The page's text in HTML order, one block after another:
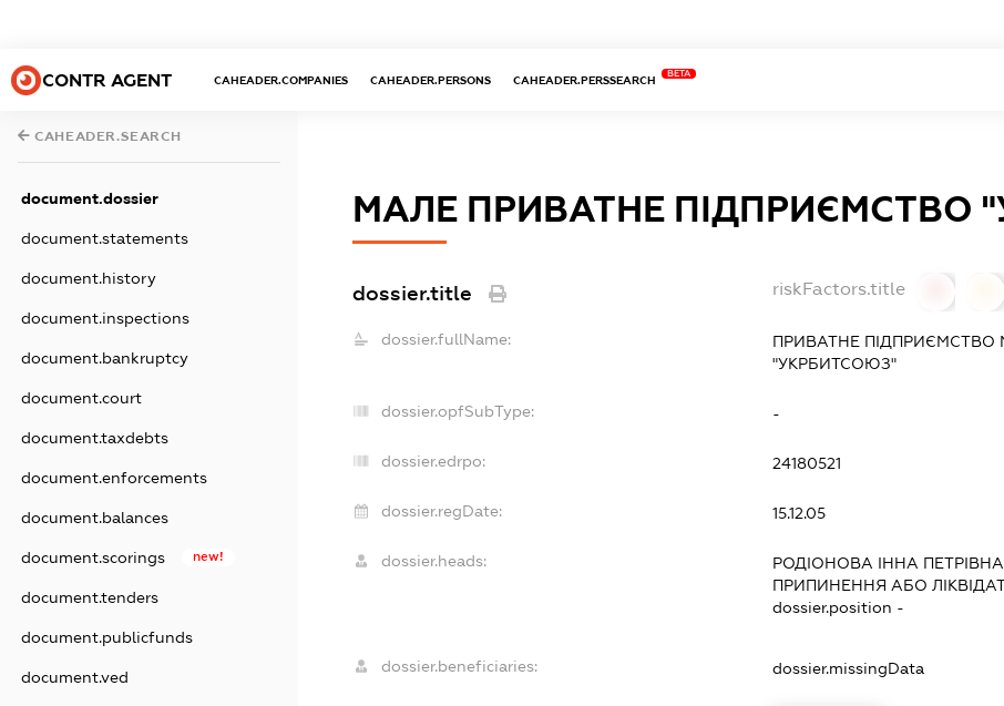
CONTR AGENT CAHEADER.COMPANIES CAHEADER.PERSONS CAHEADER.PERSSEARCH
BETA
CAHEADER.SEARCH
document.dossier
document.statements
document.history
document.inspections
document.bankruptcy
document.court
document.taxdebts
document.enforcements
document.balances
document.scorings new!
document.tenders
document.publicfunds
document.ved
МАЛЕ ПРИВАТНЕ ПІДПРИЄМСТВО
dossier.title riskFactors.title
dossier.fullName:
ПРИВАТНЕ ПІДПРИЄМСТВО
"УКРБИТСОЮЗ"
dossier.opfSubType: -
dossier.edrpo: 24180521
dossier.regDate: 15.12.05
dossier.heads: РОДІОНОВА ІННА ПЕТРІВНА
ПРИПИНЕННЯ АБО
dossier.position -
dossier.beneficiaries: dossier.missingData